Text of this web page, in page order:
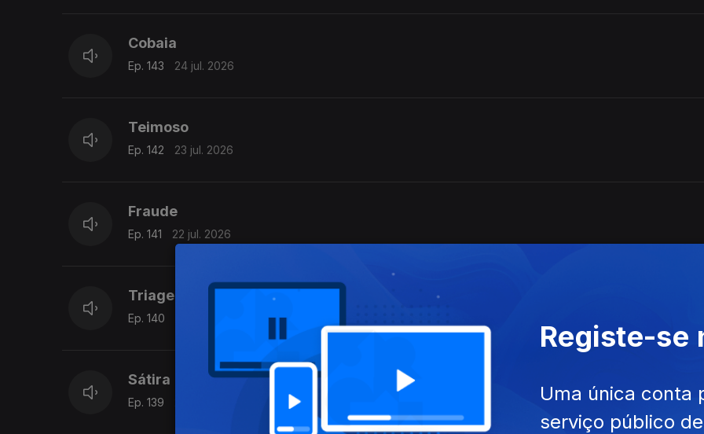
Cobaia
Ep. 143 24 jul. 2026
Teimoso
Ep. 142 23 jul. 2026
Fraude
Ep. 141 22 jul. 2026
Triagem
Ep. 140
Sátira
Ep. 139
Registe-se
Uma única conta
serviço público